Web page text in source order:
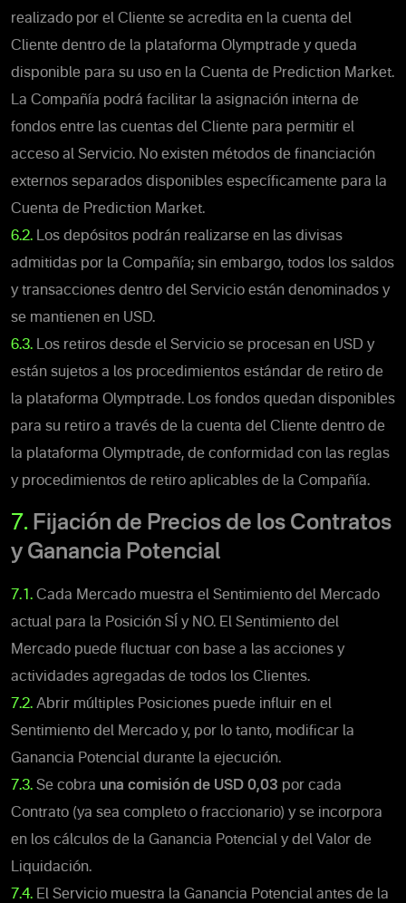
realizado por el Cliente se acredita en la cuenta del
Cliente dentro de la plataforma Olymptrade y queda
disponible para su uso en la Cuenta de Prediction Market.
La Compañía podrá facilitar la asignación interna de
fondos entre las cuentas del Cliente para permitir el
acceso al Servicio. No existen métodos de financiación
externos separados disponibles específicamente para la
Cuenta de Prediction Market.
6.2. Los depósitos podrán realizarse en las divisas
admitidas por la Compañía; sin embargo, todos los saldos
y transacciones dentro del Servicio están denominados y
se mantienen en USD.
6.3. Los retiros desde el Servicio se procesan en USD y
están sujetos a los procedimientos estándar de retiro de
la plataforma Olymptrade. Los fondos quedan disponibles
para su retiro a través de la cuenta del Cliente dentro de
la plataforma Olymptrade, de conformidad con las reglas
y procedimientos de retiro aplicables de la Compañía.
7. Fijación de Precios de los Contratos
y Ganancia Potencial
7.1. Cada Mercado muestra el Sentimiento del Mercado
actual para la Posición SÍ y NO. El Sentimiento del
Mercado puede fluctuar con base a las acciones y
actividades agregadas de todos los Clientes.
7.2. Abrir múltiples Posiciones puede influir en el
Sentimiento del Mercado y, por lo tanto, modificar la
Ganancia Potencial durante la ejecución.
7.3. Se cobra una comisión de USD 0,03 por cada
Contrato (ya sea completo o fraccionario) y se incorpora
en los cálculos de la Ganancia Potencial y del Valor de
Liquidación.
7.4. El Servicio muestra la Ganancia Potencial antes de la